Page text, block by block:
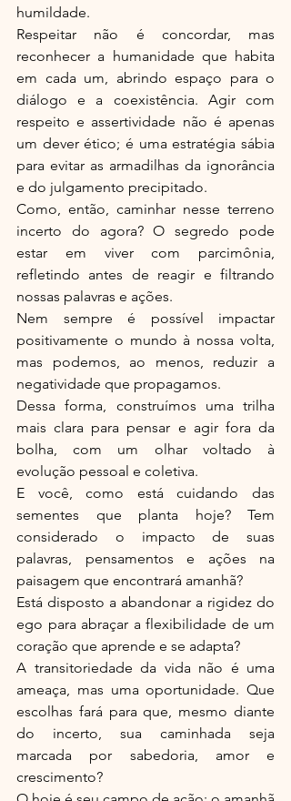
humildade.
Respeitar não é concordar, mas
reconhecer a humanidade que habita
em cada um, abrindo espaço para o
diálogo e a coexistência. Agir com
respeito e assertividade não é apenas
um dever ético; é uma estratégia sábia
para evitar as armadilhas da ignorância
e do julgamento precipitado.
Como, então, caminhar nesse terreno
incerto do agora? O segredo pode
estar em viver com parcimônia,
refletindo antes de reagir e filtrando
nossas palavras e ações.
Nem sempre é possível impactar
positivamente o mundo à nossa volta,
mas podemos, ao menos, reduzir a
negatividade que propagamos.
Dessa forma, construímos uma trilha
mais clara para pensar e agir fora da
bolha, com um olhar voltado à
evolução pessoal e coletiva.
E você, como está cuidando das
sementes que planta hoje? Tem
considerado o impacto de suas
palavras, pensamentos e ações na
paisagem que encontrará amanhã?
Está disposto a abandonar a rigidez do
ego para abraçar a flexibilidade de um
coração que aprende e se adapta?
A transitoriedade da vida não é uma
ameaça, mas uma oportunidade. Que
escolhas fará para que, mesmo diante
do incerto, sua caminhada seja
marcada por sabedoria, amor e
crescimento?